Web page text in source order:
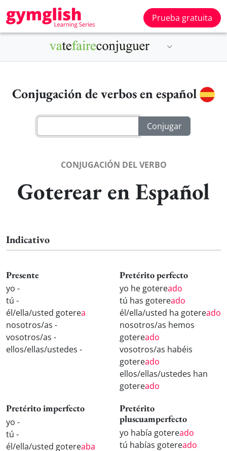
Prueba gratuita
Conjugación de verbos en español
CONJUGACIÓN DEL VERBO
Goterear en Español
Indicativo
Presente
yo -
tú -
él/ella/usted goterea
nosotros/as -
vosotros/as -
ellos/ellas/ustedes -
Pretérito perfecto
yo he gotereado
tú has gotereado
él/ella/usted ha gotereado
nosotros/as hemos
gotereado
vosotros/as habéis
gotereado
ellos/ellas/ustedes han
gotereado
Pretérito imperfecto
yo -
tú -
él/ella/usted gotereaba
Pretérito
pluscuamperfecto
yo había gotereado
tú habías gotereado